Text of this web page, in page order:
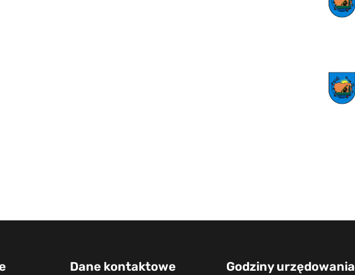
Dane kontaktowe Godziny urzędowania